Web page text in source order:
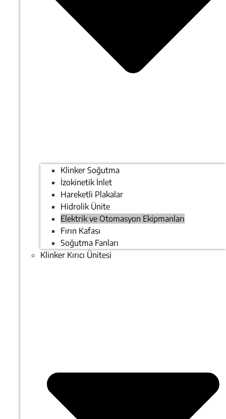
Klinker Soğutma
İzokinetik İnlet
Hareketli Plakalar
Hidrolik Ünite
Elektrik ve Otomasyon Ekipmanları
Fırın Kafası
Soğutma Fanları
Klinker Kırıcı Ünitesi